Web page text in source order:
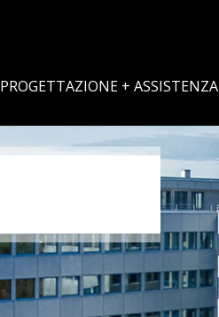
PROGETTAZIONE + ASSISTENZA